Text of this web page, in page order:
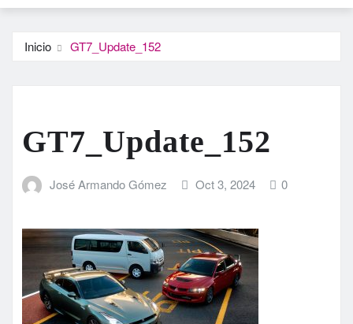
Inicio GT7_Update_152
GT7_Update_152
José Armando Gómez Oct 3, 2024 0